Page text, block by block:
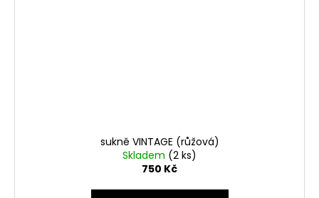
sukně VINTAGE (růžová)
Skladem (2 ks)
750 Kč